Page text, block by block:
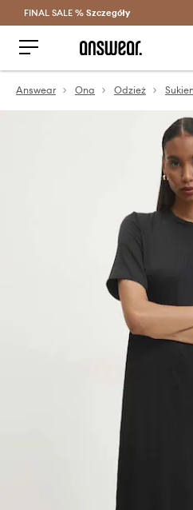
Oszczędzaj z
FINAL SALE % Szczegóły
Answear Ona Odzież